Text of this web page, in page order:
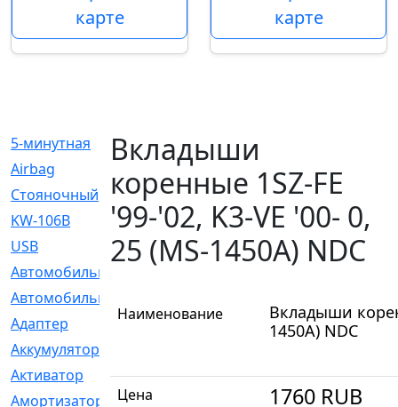
карте
карте
5-минутная
[1]
Airbag
[18]
Cтояночный
[1]
KW-106B
[0]
USB
[6]
Автомобильное
Автомобильный
Адаптер
[3]
Аккумулятор
Активатор
[1]
Амортизатор
Вкладыши
коренные 1SZ-FE
'99-'02, K3-VE '00- 0,
25 (MS-1450A) NDC
Наименование
Вкладыши
1450A) NDC
Цена 1760 RUB